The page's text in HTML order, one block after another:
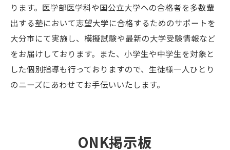
ります。医学部医学科や国公立大学への合格者を多数輩
出する塾において志望大学に合格するためのサポートを
大分市にて実施し、模擬試験や最新の大学受験情報など
をお届けしております。また、小学生や中学生を対象と
した個別指導も行っておりますので、生徒様一人ひとり
のニーズにあわせてお手伝いいたします。
ONK掲示板